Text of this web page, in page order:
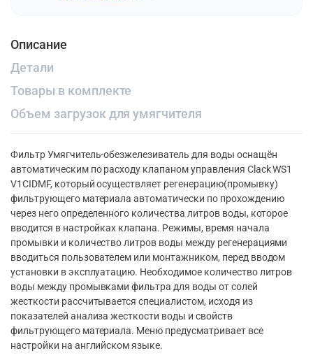
Описание
Детали
Товары в комплекте
Объем загрузок для умягчителя
Фильтр Умягчитель-обезжелезиватель для воды оснащён
автоматическим по расходу клапаном управления Clack WS1
V1CIDMF, который осуществляет регенерацию(промывку)
фильтрующего материала автоматически по прохождению
через него определенного количества литров воды, которое
вводится в настройках клапана. Режимы, время начала
промывки и количество литров воды между регенерациями
вводиться пользователем или монтажником, перед вводом
установки в эксплуатацию. Необходимое количество литров
воды между промывками фильтра для воды от солей
жесткости рассчитывается специалистом, исходя из
показателей анализа жесткости воды и свойств
фильтрующего материала. Меню предусматривает все
настройки на английском языке.